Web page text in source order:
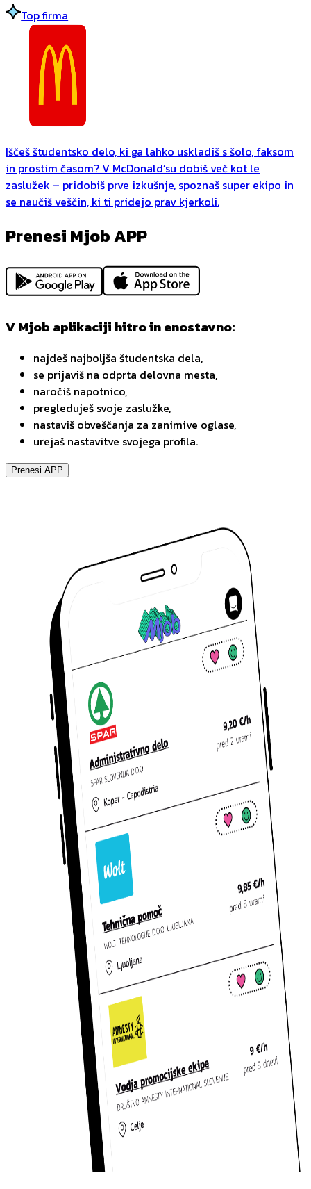
Top firma
Iščeš študentsko delo, ki ga lahko uskladiš s šolo, faksom
in prostim časom? V McDonald’su dobiš več kot le
zaslužek – pridobiš prve izkušnje, spoznaš super ekipo in
se naučiš veščin, ki ti pridejo prav kjerkoli.
Prenesi Mjob APP
V Mjob aplikaciji hitro in enostavno:
najdeš najboljša študentska dela,
se prijaviš na odprta delovna mesta,
naročiš napotnico,
pregleduješ svoje zaslužke,
nastaviš obveščanja za zanimive oglase,
urejaš nastavitve svojega profila.
Prenesi APP